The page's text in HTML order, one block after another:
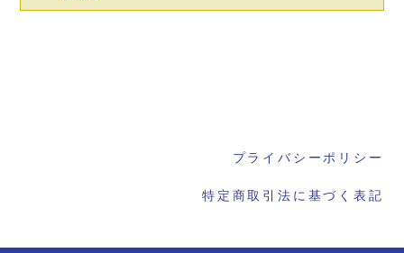
プライバシーポリシー
特定商取引法に基づく表記